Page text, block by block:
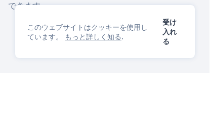
このウェブサイトはクッキーを使用し
ています。
もっと詳しく知る.
受け
入れ
る
できます。